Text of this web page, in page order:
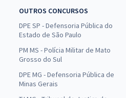
OUTROS CONCURSOS
DPE SP - Defensoria Pública do
Estado de São Paulo
PM MS - Polícia Militar de Mato
Grosso do Sul
DPE MG - Defensoria Pública de
Minas Gerais